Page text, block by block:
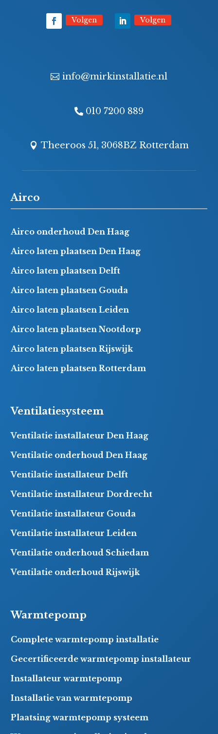
Volgen Volgen
info@mirkinstallatie.nl
010 7200 889
Theeroos 51, 3068BZ Rotterdam
Airco
Airco onderhoud Den Haag
Airco laten plaatsen Den Haag
Airco laten plaatsen Delft
Airco laten plaatsen Gouda
Airco laten plaatsen Leiden
Airco laten plaatsen Nootdorp
Airco laten plaatsen Rijswijk
Airco laten plaatsen Rotterdam
Ventilatiesysteem
Ventilatie installateur Den Haag
Ventilatie onderhoud Den Haag
Ventilatie installateur Delft
Ventilatie installateur Dordrecht
Ventilatie installateur Gouda
Ventilatie installateur Leiden
Ventilatie onderhoud Schiedam
Ventilatie onderhoud Rijswijk
Warmtepomp
Complete warmtepomp installatie
Gecertificeerde warmtepomp installateur
Installateur warmtepomp
Installatie van warmtepomp
Plaatsing warmtepomp systeem